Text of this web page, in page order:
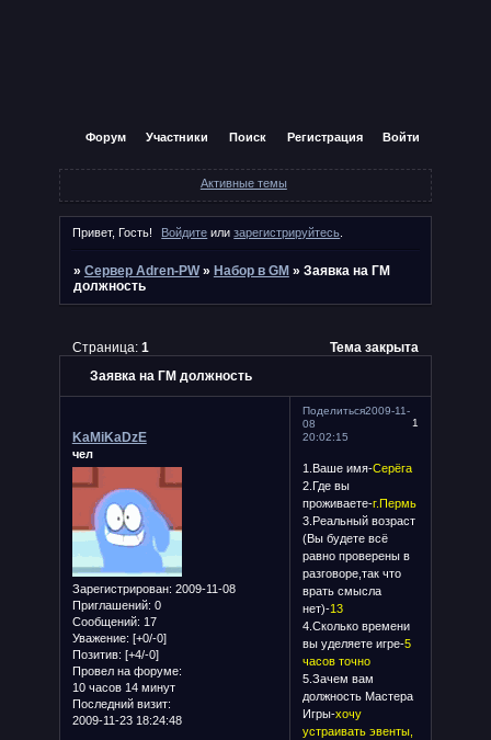
Форум Участники Поиск Регистрация Войти
Активные темы
Привет, Гость! Войдите илизарегистрируйтесь.
» Сервер Adren-PW » Набор в GM » Заявка на ГМ
должность
Заявка на ГМ должность
Страница: 1 Тема закрыта
Поделиться
1
2009-11-
08
20:02:15
KaMiKaDzE
чел
Зарегистрирован: 2009-11-08
Приглашений: 0
Сообщений: 17
Уважение: [+0/-0]
Позитив: [+4/-0]
Провел на форуме:
10 часов 14 минут
Последний визит:
2009-11-23 18:24:48
1.Ваше имя-Серёга
2.Где вы
проживаете-г.Пермь
3.Реальный возраст
(Вы будете всё
равно проверены в
разговоре,так что
врать смысла
нет)-13
4.Сколько времени
вы уделяете игре-5
часов точно
5.Зачем вам
должность Мастера
Игры-хочу
устраивать эвенты,